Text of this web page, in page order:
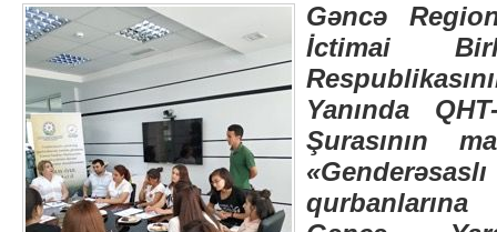
Gəncə
İctimai
Yanında
Şurasının